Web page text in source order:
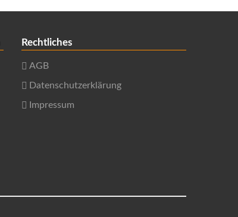
Rechtliches
AGB
Datenschutzerklärung
Impressum